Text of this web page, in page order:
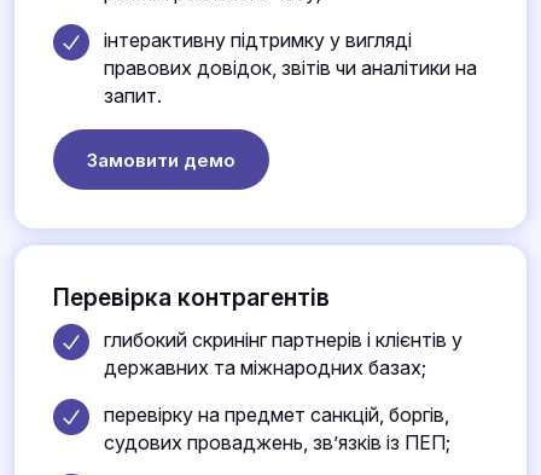
інтерактивну підтримку у вигляді
правових довідок, звітів чи аналітики на
запит.
Замовити демо
Перевірка контрагентів
глибокий скринінг партнерів і клієнтів у
державних та міжнародних базах;
перевірку на предмет санкцій, боргів,
судових проваджень, зв’язків із ПЕП;